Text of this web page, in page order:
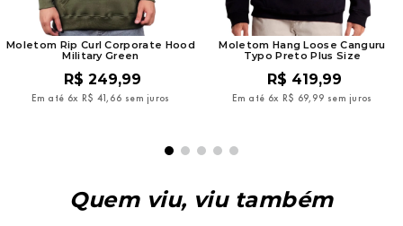
Moletom Rip Curl Corporate Hood
Military Green
R$ 249,99
Em até 6x R$ 41, 66 sem juros
Moletom Hang Loose Canguru
Typo Preto Plus Size
R$ 419,99
Em até 6x R$ 69, 99 sem juros
Quem viu, viu também